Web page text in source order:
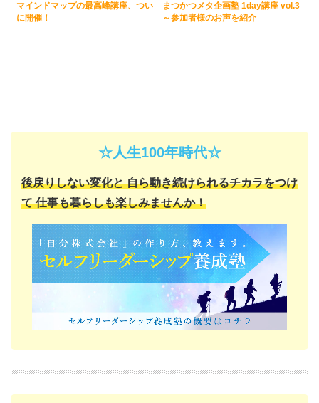
マインドマップの最高峰講座、つい
に開催！
まつかつメタ企画塾 1day講座 vol.3
～参加者様のお声を紹介
☆人生100年時代☆
後戻りしない変化と自ら動き続けられるチカラをつけ
て仕事も暮らしも楽しみませんか！